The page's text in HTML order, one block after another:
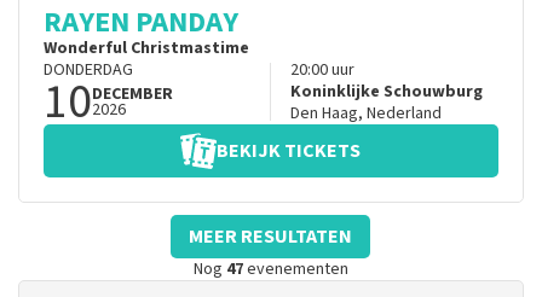
RAYEN PANDAY
Wonderful Christmastime
DONDERDAG
10DECEMBER
2026
20:00uur
Koninklijke Schouwburg
Den Haag, Nederland
BEKIJK TICKETS
MEER RESULTATEN
Nog 47evenementen